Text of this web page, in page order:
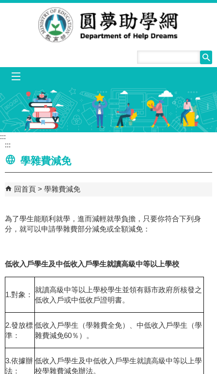
跳到主要內容區塊
:::
:::
學雜費減免
回首頁 學雜費減免
為了學生能順利就學，進而減輕就學負擔，只要你符合下列身
分，就可以申請學雜費部分減免或全額減免：
低收入戶學生及中低收入戶學生就讀高級中等以上學校
1.對象：
就讀高級中等以上學校學生並領有縣市政府所核發之
低收入戶或中低收戶證明書。
2.發放標
準：
低收入戶學生（學雜費全免）、中低收入戶學生（學
雜費減免60％）。
3.依據辦
法：
低收入戶學生及中低收入戶學生就讀高級中等以上學
校學雜費減免辦法。